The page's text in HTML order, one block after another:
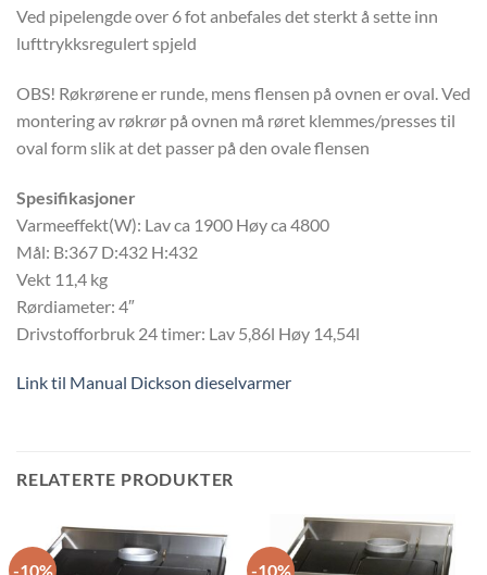
Ved pipelengde over 6 fot anbefales det sterkt å sette inn
lufttrykksregulert spjeld
OBS! Røkrørene er runde, mens flensen på ovnen er oval. Ved
montering av røkrør på ovnen må røret klemmes/presses til
oval form slik at det passer på den ovale flensen
Spesifikasjoner
Varmeeffekt(W): Lav ca 1900 Høy ca 4800
Mål: B:367 D:432 H:432
Vekt 11,4 kg
Rørdiameter: 4″
Drivstofforbruk 24 timer: Lav 5,86l Høy 14,54l
Link til Manual Dickson dieselvarmer
RELATERTE PRODUKTER
-10% -10%